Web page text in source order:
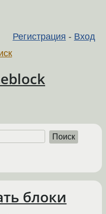
Регистрация - Вход
Поиск
блоки